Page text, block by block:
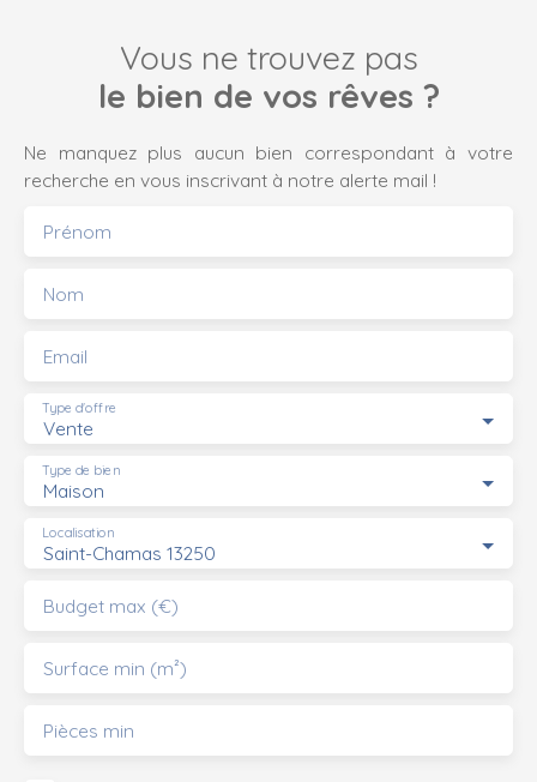
Vous ne trouvez pas
le bien de vos rêves ?
Ne manquez plus aucun bien correspondant à votre
recherche en vous inscrivant à notre alerte mail !
Prénom
Nom
Email
Vente
Type d'offre
Maison
Type de bien
Saint-Chamas 13250
Localisation
Budget max (€)
Surface min (m²)
Pièces min